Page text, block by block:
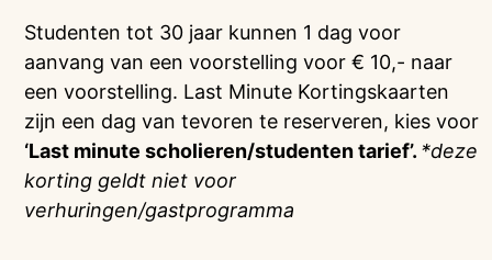
Studenten tot 30 jaar kunnen 1 dag voor
aanvang van een voorstelling voor € 10,- naar
een voorstelling. Last Minute Kortingskaarten
zijn een dag van tevoren te reserveren, kies voor
‘Last minute scholieren/studenten tarief’. *deze
korting geldt niet voor
verhuringen/gastprogramma